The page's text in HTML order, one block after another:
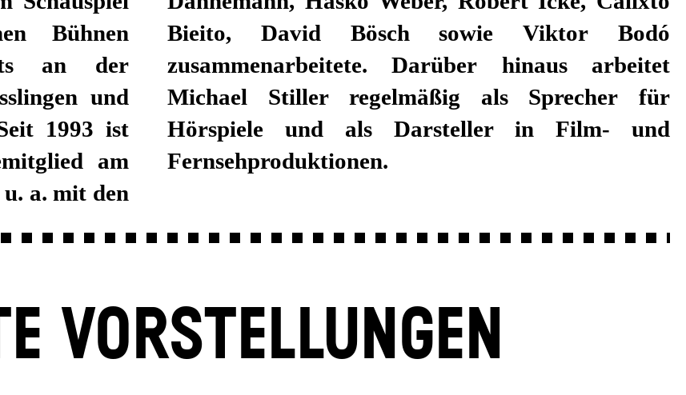
Bühnen
an der
und
1993 ist
am
a. mit den
Bodó
arbeitet
für
Film- und
Fernsehproduktionen.
VORSTELLUNGEN